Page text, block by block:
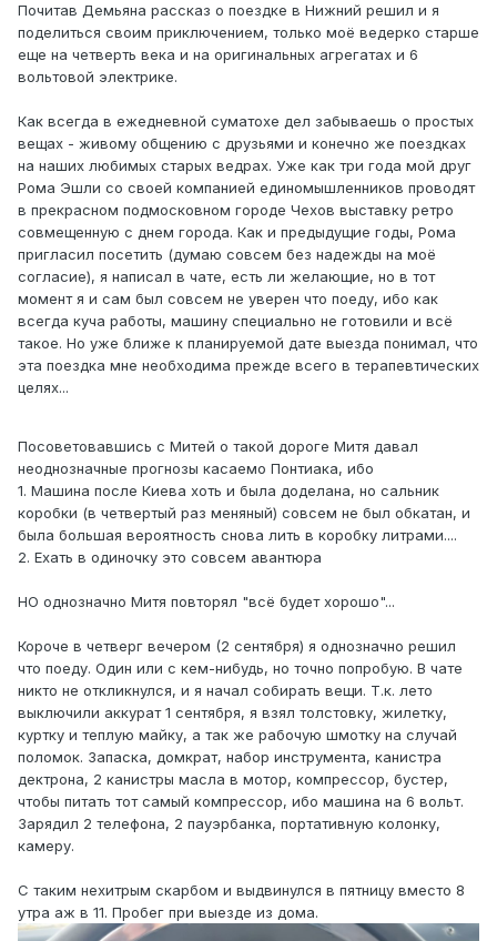
Почитав Демьяна рассказ о поездке в Нижний решил и я
поделиться своим приключением, только моё ведерко старше
еще на четверть века и на оригинальных агрегатах и 6
вольтовой электрике.
Как всегда в ежедневной суматохе дел забываешь о простых
вещах - живому общению с друзьями и конечно же поездках
на наших любимых старых ведрах. Уже как три года мой друг
Рома Эшли со своей компанией единомышленников проводят
в прекрасном подмосковном городе Чехов выставку ретро
совмещенную с днем города. Как и предыдущие годы, Рома
пригласил посетить (думаю совсем без надежды на моё
согласие), я написал в чате, есть ли желающие, но в тот
момент я и сам был совсем не уверен что поеду, ибо как
всегда куча работы, машину специально не готовили и всё
такое. Но уже ближе к планируемой дате выезда понимал, что
эта поездка мне необходима прежде всего в терапевтических
целях...
Посоветовавшись с Митей о такой дороге Митя давал
неоднозначные прогнозы касаемо Понтиака, ибо
1. Машина после Киева хоть и была доделана, но сальник
коробки (в четвертый раз меняный) совсем не был обкатан, и
была большая вероятность снова лить в коробку литрами....
2. Ехать в одиночку это совсем авантюра
НО однозначно Митя повторял "всё будет хорошо"...
Короче в четверг вечером (2 сентября) я однозначно решил
что поеду. Один или с кем-нибудь, но точно попробую. В чате
никто не откликнулся, и я начал собирать вещи. Т.к. лето
выключили аккурат 1 сентября, я взял толстовку, жилетку,
куртку и теплую майку, а так же рабочую шмотку на случай
поломок. Запаска, домкрат, набор инструмента, канистра
дектрона, 2 канистры масла в мотор, компрессор, бустер,
чтобы питать тот самый компрессор, ибо машина на 6 вольт.
Зарядил 2 телефона, 2 пауэрбанка, портативную колонку,
камеру.
С таким нехитрым скарбом и выдвинулся в пятницу вместо 8
утра аж в 11. Пробег при выезде из дома.